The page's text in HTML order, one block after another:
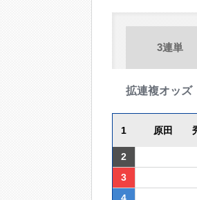
3連単
拡連複オッズ
1 原田
2
3